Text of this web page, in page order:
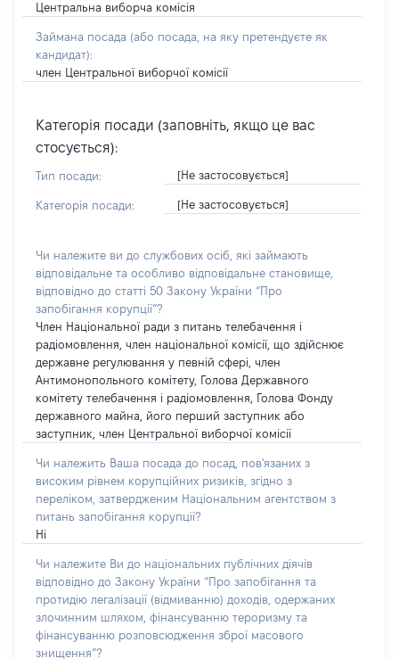
Центральна виборча комісія
Займана посада (або посада, на яку претендуєте як
кандидат):
член Центральної виборчої комісії
Категорія посади (заповніть, якщо це вас
стосується):
Тип посади: [Не застосовується]
Категорія посади: [Не застосовується]
Чи належите ви до службових осіб, які займають
відповідальне та особливо відповідальне становище,
відповідно до статті 50 Закону України “Про
запобігання корупції”?
Член Національної ради з питань телебачення і
радіомовлення, член національної комісії, що здійснює
державне регулювання у певній сфері, член
Антимонопольного комітету, Голова Державного
комітету телебачення і радіомовлення, Голова Фонду
державного майна, його перший заступник або
заступник, член Центральної виборчої комісії
Чи належить Ваша посада до посад, пов'язаних з
високим рівнем корупційних ризиків, згідно з
переліком, затвердженим Національним агентством з
питань запобігання корупції?
Ні
Чи належите Ви до національних публічних діячів
відповідно до Закону України “Про запобігання та
протидію легалізації (відмиванню) доходів, одержаних
злочинним шляхом, фінансуванню тероризму та
фінансуванню розповсюдження зброї масового
знищення”?